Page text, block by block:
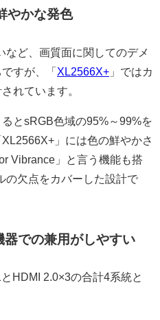
やかな発色
ど、画質面に関してのデメ
すが、「XL2566X+ 」ではカ
れています。
とsRGB色域の95%～99%を
」には色の鮮やかさ
Vibrance」と言う機能も搭
の欠点をカバーした設計で
器での兼用がしやすい
HDMI 2.0×3の合計4系統と